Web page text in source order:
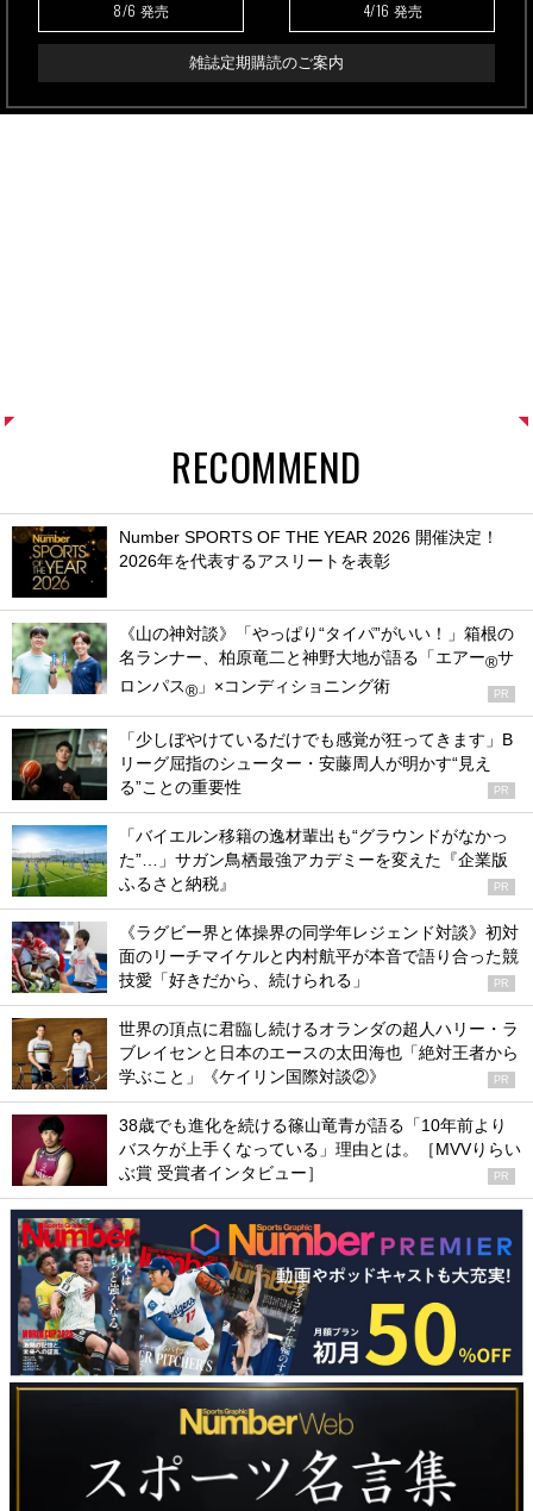
8/6 発売 4/16 発売
雑誌定期購読のご案内
RECOMMEND
Number SPORTS OF THE YEAR 2026 開催決定！
2026年を代表するアスリートを表彰
《山の神対談》「やっぱり“タイパ”がいい！」箱根の
名ランナー、柏原竜二と神野大地が語る「エアー®サ
ロンパス® 」×コンディショニング術 PR
「少しぼやけているだけでも感覚が狂ってきます」B
リーグ屈指のシューター・安藤周人が明かす“見え
る”ことの重要性
PR
「バイエルン移籍の逸材輩出も“グラウンドがなかっ
た”…」サガン鳥栖最強アカデミーを変えた『企業版
ふるさと納税』
PR
《ラグビー界と体操界の同学年レジェンド対談》初対
面のリーチマイケルと内村航平が本音で語り合った競
技愛「好きだから、続けられる」
PR
世界の頂点に君臨し続けるオランダの超人ハリー・ラ
ブレイセンと日本のエースの太田海也「絶対王者から
学ぶこと」《ケイリン国際対談②》
PR
38歳でも進化を続ける篠山竜青が語る「10年前より
バスケが上手くなっている」理由とは。［MVVりらい
ぶ賞 受賞者インタビュー］
PR